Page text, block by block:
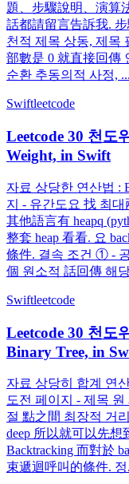
題、步驟說明、演算
話都請留言告訴我.
천적 제목 상동, 제목
部數是 0 就直接回傳
순환 추동의적 사정, ...
Swiftleetcode
Leetcode 30 천도
Weight, in Swift
자료 상당한 연산법 :
지 - 유간도요 找 최
其他語言有 heapq
整套 heap 看看. 요
條件. 결속 조건 ① -
個 원소적 話回傳 해
Swiftleetcode
Leetcode 30 천도
Binary Tree, in
자료 상당히 합계 연
도전 페이지 - 제목
절 點之間 최장적 거
deep 所以就可以先想
Backtracking 而對於
束遞迴呼叫的條件. 정